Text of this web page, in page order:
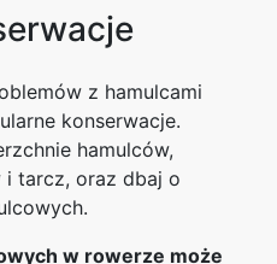
z hamulcami
konserwacje.
hamulców,
tarcz, oraz dbaj o
w rowerze może